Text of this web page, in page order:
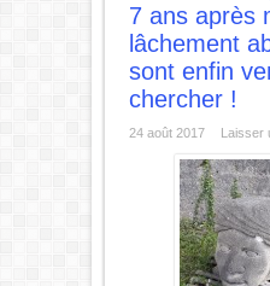
7 ans après
lâchement
sont enfin
chercher !
24 août 2017 Laisser